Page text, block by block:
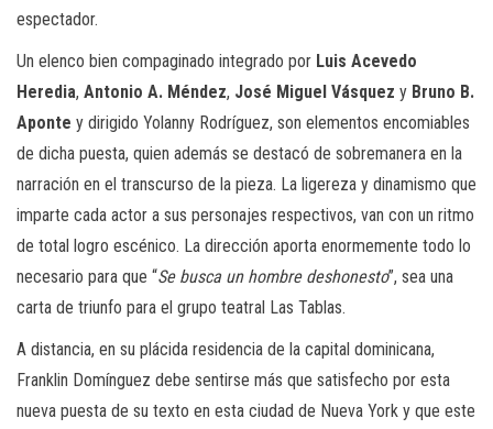
espectador.
Un elenco bien compaginado integrado por Luis Acevedo
Heredia, Antonio A. Méndez, José Miguel Vásquez y Bruno B.
Aponte y dirigido Yolanny Rodríguez, son elementos encomiables
de dicha puesta, quien además se destacó de sobremanera en la
narración en el transcurso de la pieza. La ligereza y dinamismo que
imparte cada actor a sus personajes respectivos, van con un ritmo
de total logro escénico. La dirección aporta enormemente todo lo
necesario para que “Se busca un hombre deshonesto”, sea una
carta de triunfo para el grupo teatral Las Tablas.
A distancia, en su plácida residencia de la capital dominicana,
Franklin Domínguez debe sentirse más que satisfecho por esta
nueva puesta de su texto en esta ciudad de Nueva York y que este